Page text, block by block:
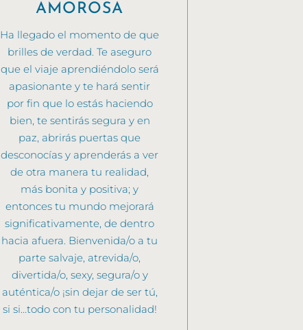
AMOROSA
Ha llegado el momento de que
brilles de verdad. Te aseguro
que el viaje aprendiéndolo será
apasionante y te hará sentir
por fin que lo estás haciendo
bien, te sentirás segura y en
paz, abrirás puertas que
desconocías y aprenderás a ver
de otra manera tu realidad,
más bonita y positiva; y
entonces tu mundo mejorará
significativamente, de dentro
hacia afuera. Bienvenida/o a tu
parte salvaje, atrevida/o,
divertida/o, sexy, segura/o y
auténtica/o ¡sin dejar de ser tú,
si si…todo con tu personalidad!